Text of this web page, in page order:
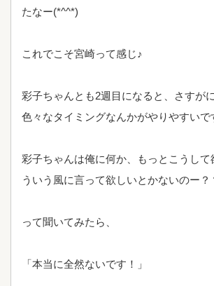
たなー(*^^*)
これでこそ宮崎って感じ♪
彩子ちゃんとも2週目になると、さすが
色々なタイミングなんかがやりやすいで
彩子ちゃんは俺に何か、もっとこうして
ういう風に言って欲しいとかないのー？
って聞いてみたら、
「本当に全然ないです！」